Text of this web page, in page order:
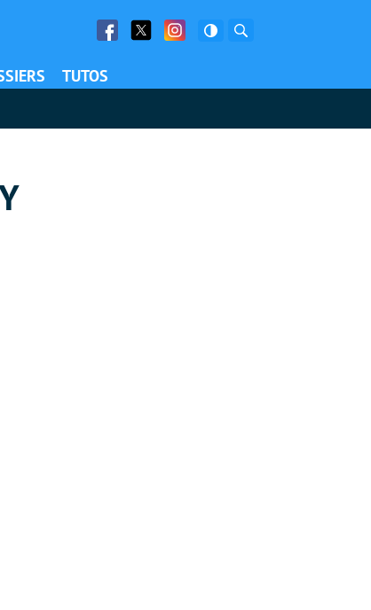
Facebook
Twitter Facebook
TUTOS